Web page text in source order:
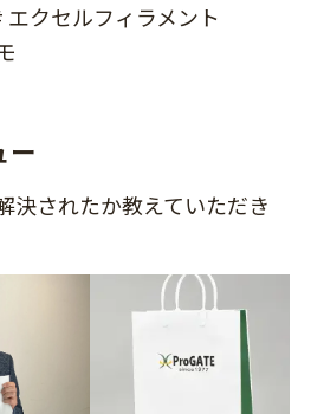
エクセルフィラメント
ー
決されたか教えていただき